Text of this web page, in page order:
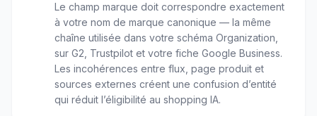
Le champ marque doit correspondre exactement
à votre nom de marque canonique — la même
chaîne utilisée dans votre schéma Organization,
sur G2, Trustpilot et votre fiche Google Business.
Les incohérences entre flux, page produit et
sources externes créent une confusion d’entité
qui réduit l’éligibilité au shopping IA.